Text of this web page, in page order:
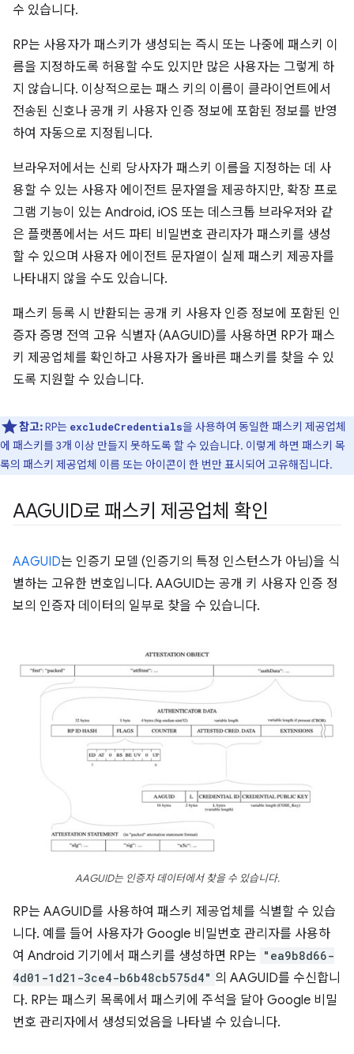
수 있습니다.
RP는 사용자가 패스키가 생성되는 즉시 또는 나중에 패스키 이
름을 지정하도록 허용할 수도 있지만 많은 사용자는 그렇게 하
지 않습니다. 이상적으로는 패스 키의 이름이 클라이언트에서
전송된 신호나 공개 키 사용자 인증 정보에 포함된 정보를 반영
하여 자동으로 지정됩니다.
브라우저에서는 신뢰 당사자가 패스키 이름을 지정하는 데 사
용할 수 있는 사용자 에이전트 문자열을 제공하지만, 확장 프로
그램 기능이 있는 Android, iOS 또는 데스크톱 브라우저와 같
은 플랫폼에서는 서드 파티 비밀번호 관리자가 패스키를 생성
할 수 있으며 사용자 에이전트 문자열이 실제 패스키 제공자를
나타내지 않을 수도 있습니다.
패스키 등록 시 반환되는 공개 키 사용자 인증 정보에 포함된 인
증자 증명 전역 고유 식별자 (AAGUID)를 사용하면 RP가 패스
키 제공업체를 확인하고 사용자가 올바른 패스키를 찾을 수 있
도록 지원할 수 있습니다.
참고:RP는 excludeCredentials을 사용하여 동일한 패스키 제공업체
에 패스키를 3개 이상 만들지 못하도록 할 수 있습니다. 이렇게 하면 패스키 목
록의 패스키 제공업체 이름 또는 아이콘이 한 번만 표시되어 고유해집니다.
AAGUID로 패스키 제공업체 확인
AAGUID는 인증기 모델 (인증기의 특정 인스턴스가 아님)을 식
별하는 고유한 번호입니다. AAGUID는 공개 키 사용자 인증 정
보의 인증자 데이터의 일부로 찾을 수 있습니다.
AAGUID는 인증자 데이터에서 찾을 수 있습니다.
RP는 AAGUID를 사용하여 패스키 제공업체를 식별할 수 있습
니다. 예를 들어 사용자가 Google 비밀번호 관리자를 사용하
여 Android 기기에서 패스키를 생성하면 RP는 "ea9b8d66-
4d01-1d21-3ce4-b6b48cb575d4" 의 AAGUID를 수신합니
다. RP는 패스키 목록에서 패스키에 주석을 달아 Google 비밀
번호 관리자에서 생성되었음을 나타낼 수 있습니다.